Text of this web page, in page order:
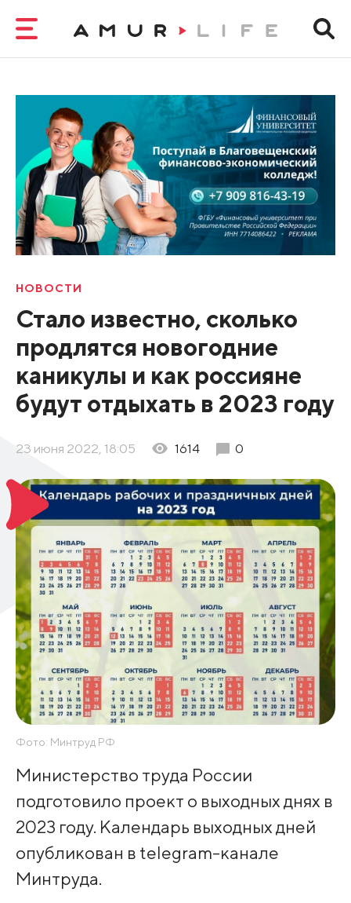
НОВОСТИ
Стало известно, сколько
продлятся новогодние
каникулы и как россияне
будут отдыхать в 2023 году
23 июня 2022, 18:05 1614 0
Фото: Минтруд РФ
Министерство труда России
подготовило проект о выходных днях в
2023 году. Календарь выходных дней
опубликован в telegram-канале
Минтруда.